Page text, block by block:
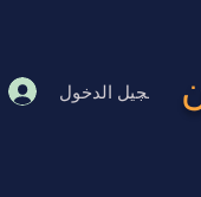
تسجيل الدخول